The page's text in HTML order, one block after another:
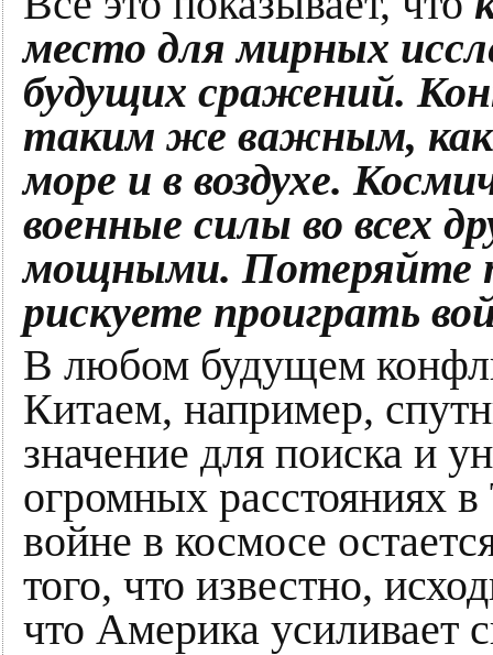
место для мирных
будущих сражений.
таким же важным, как
море и в воздухе.
военные силы во всех
мощными. Потеряйте
рискуете проиграть
В любом будущем
Китаем, например,
значение для поиска и
огромных расстояниях
войне в космосе
того, что известно,
что Америка усиливает